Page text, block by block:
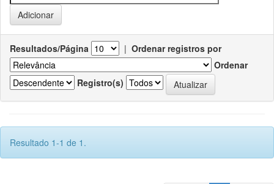
Resultados/Página | Ordenar registros por
Ordenar
Registro(s)
Resultado 1-1 de 1.